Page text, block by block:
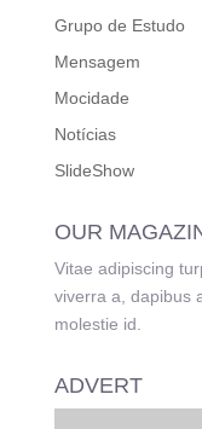
Grupo de Estudo
Mensagem
Mocidade
Notícias
SlideShow
OUR
Vitae adipiscing
viverra a, dapibus
molestie id.
ADVERT